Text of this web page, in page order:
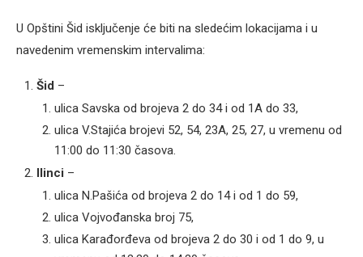
U Opštini Šid isključenje će biti na sledećim lokacijama i u
navedenim vremenskim intervalima:
Šid –
ulica Savska od brojeva 2 do 34 i od 1A do 33,
ulica V.Stajića brojevi 52, 54, 23A, 25, 27, u vremenu od
11:00 do 11:30 časova.
Ilinci –
ulica N.Pašića od brojeva 2 do 14 i od 1 do 59,
ulica Vojvođanska broj 75,
ulica Karađorđeva od brojeva 2 do 30 i od 1 do 9, u